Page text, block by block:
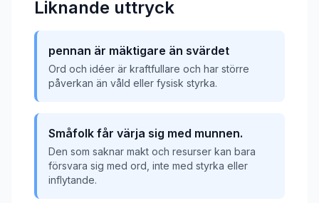
Liknande uttryck
pennan är mäktigare än svärdet
Ord och idéer är kraftfullare och har större
påverkan än våld eller fysisk styrka.
Småfolk får värja sig med munnen.
Den som saknar makt och resurser kan bara
försvara sig med ord, inte med styrka eller
inflytande.